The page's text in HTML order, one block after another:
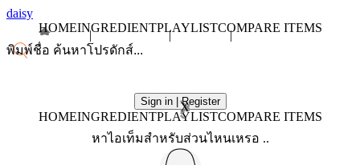
daisy
HOMEINGREDIENTPLAYLISTCOMPARE ITEMS
Sign in | Register
X
HOMEINGREDIENTPLAYLISTCOMPARE ITEMS
หาไอเท็มสำหรับส่วนไหนเหรอ ..